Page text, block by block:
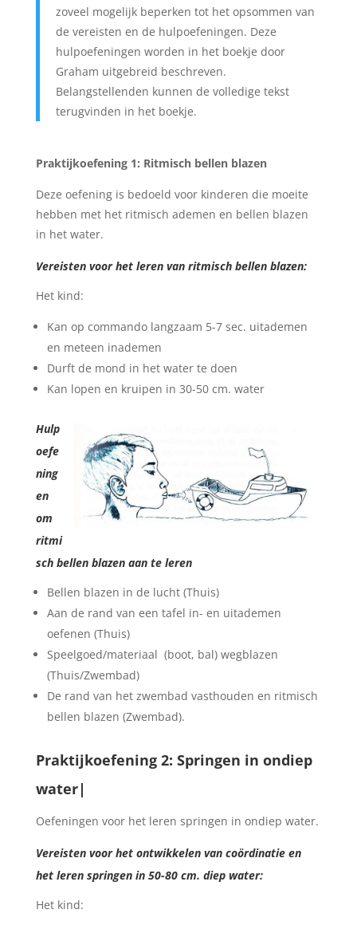
zoveel mogelijk beperken tot het opsommen van
de vereisten en de hulpoefeningen. Deze
hulpoefeningen worden in het boekje door
Graham uitgebreid beschreven.
Belangstellenden kunnen de volledige tekst
terugvinden in het boekje.
Praktijkoefening 1: Ritmisch bellen blazen
Deze oefening is bedoeld voor kinderen die moeite
hebben met het ritmisch ademen en bellen blazen
in het water.
Vereisten voor het leren van ritmisch bellen blazen:
Het kind:
Kan op commando langzaam 5-7 sec. uitademen
en meteen inademen
Durft de mond in het water te doen
Kan lopen en kruipen in 30-50 cm. water
Hulp
oefe
ning
en
om
ritmi
sch bellen blazen aan te leren
Bellen blazen in de lucht (Thuis)
Aan de rand van een tafel in- en uitademen
oefenen (Thuis)
Speelgoed/materiaal (boot, bal) wegblazen
(Thuis/Zwembad)
De rand van het zwembad vasthouden en ritmisch
bellen blazen (Zwembad).
Praktijkoefening 2: Springen in ondiep
water|
Oefeningen voor het leren springen in ondiep water.
Vereisten voor het ontwikkelen van coördinatie en
het leren springen in 50-80 cm. diep water:
Het kind: